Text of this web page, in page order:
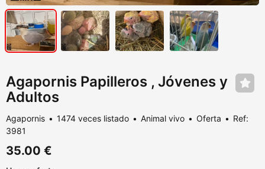
Agapornis Papilleros , Jóvenes y
Adultos
Agapornis 1474 veces listado Animal vivo Oferta
Ref:
3981
35.00 €